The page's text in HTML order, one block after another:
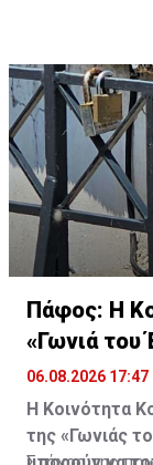
Πάφος: Η
«Γωνιά
06.08.2026 17:47
Η Κοινότητα
της «Γωνιάς